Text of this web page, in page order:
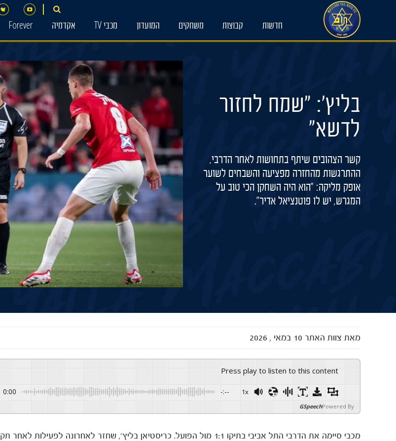
חדשות קבוצות משחקים המועדון מכבי TV אקדמיה Forever
בליץ': "שמח לחזור
לדשא"
קשר הצהובים שיתף בתחושות לאחר הדרבי,
ההתרגשות מהחזרה מפציעה והשבחים לשוער
אופק מליקה: "הוא היה השחקן הכי טוב על
המגרש, יש לו פוטנציאל אדיר".
מאת צוות האתר 10 במאי , 2026
Press play to listen to this content
0:00 -:-- 1x
Powered By
GSpeech
מכבי סיימה את הדרבי התל אביבי בתיקו 1:1 מול הפועל. כריסטיאן בליץ', שחזר לאחרונה